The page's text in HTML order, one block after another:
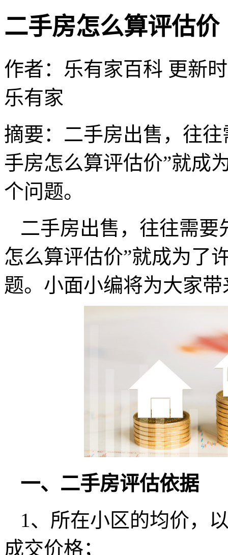
二手房怎么算评估价
作者：乐有家百科 更新
乐有家
摘要： 二手房出售，往
手房怎么算评估价”就成
个问题。
二手房出售，往往需要
怎么算评估价”就成为了
题。小面小编将为大家
一、二手房评估依据
1、所在小区的均价，
成交价格；